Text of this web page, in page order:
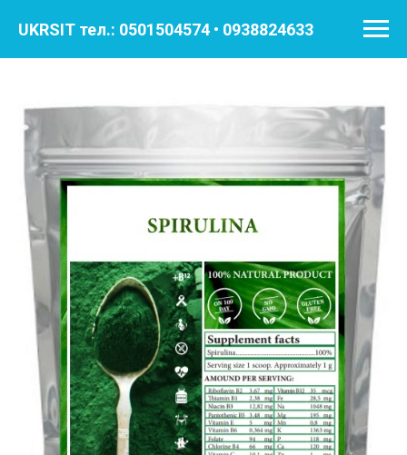
UKRSIT тел.: 0501504574 • 0938824633